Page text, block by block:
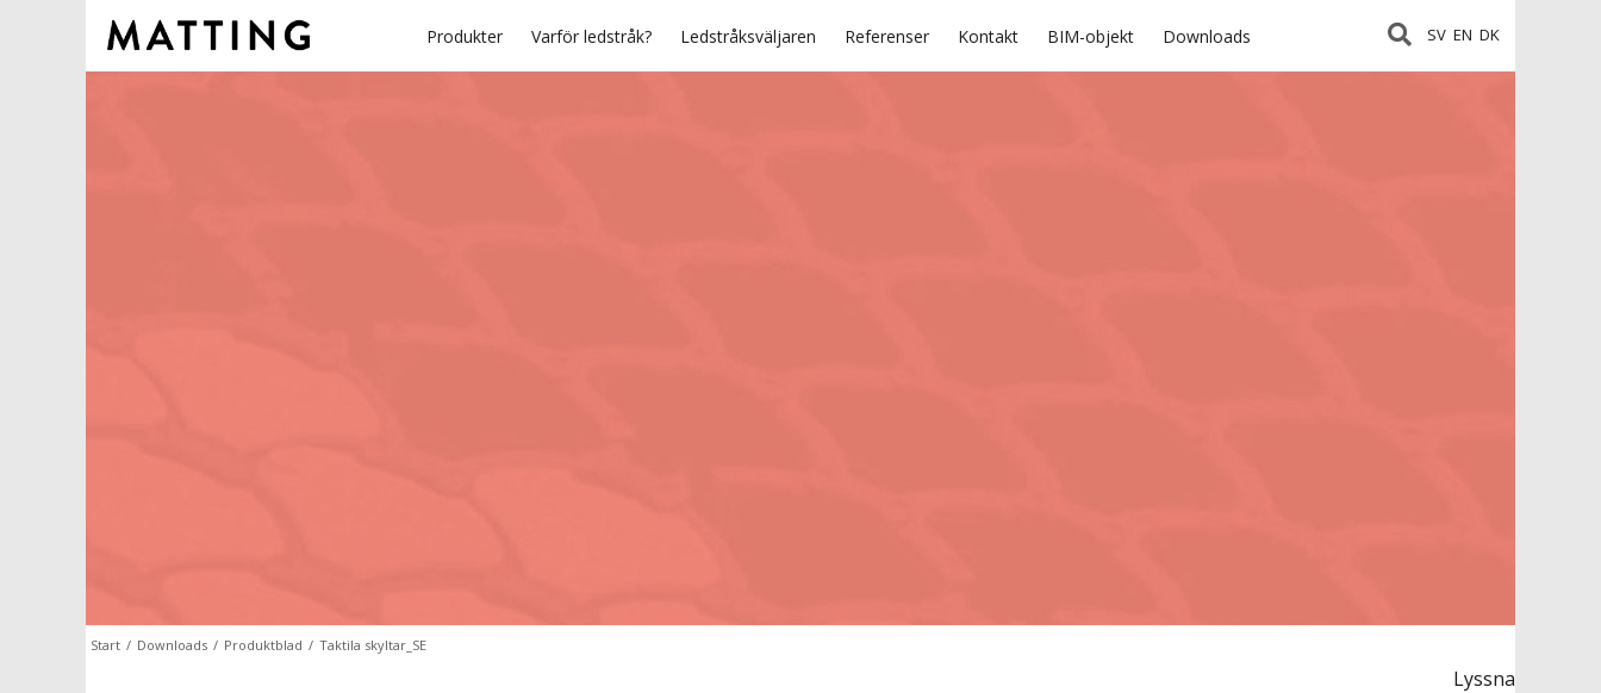
Produkter Varför ledstråk? Ledstråksväljaren Referenser Kontakt BIM-objekt Downloads SV EN DK
Start / Downloads / Produktblad / Taktila skyltar_SE
Lyssna